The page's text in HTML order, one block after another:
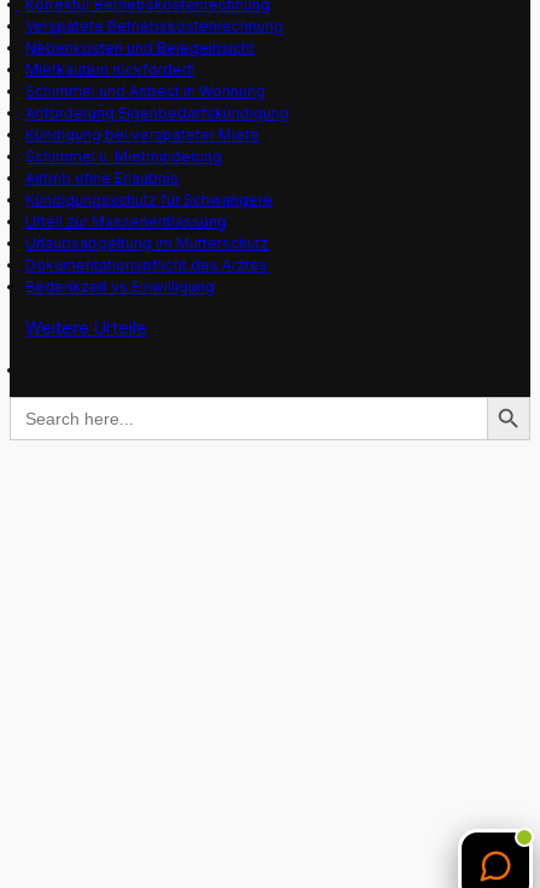
Korrektur Betriebskostenrechnung
Verspätete Betriebskostenrechnung
Nebenkosten und Belegeinsicht
Mietkaution rückfordern
Schimmel und Asbest in Wohnung
Anforderung Eigenbedarfskündigung
Kündigung bei verspäteter Miete
Schimmel u. Mietminderung
Airbnb ohne Erlaubnis
Kündigungsschutz für Schwangere
Urteil zur Massenentlassung
Urlaubsabgeltung im Mutterschutz
Dokumentationspflicht des Arztes
Bedenkzeit vs Einwilligung
Weitere Urteile
Search
for:
Search Button